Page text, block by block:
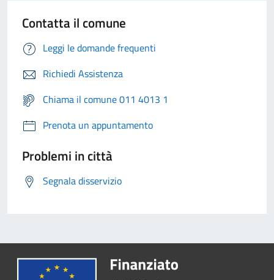
Contatta il comune
Leggi le domande frequenti
Richiedi Assistenza
Chiama il comune 011 4013 1
Prenota un appuntamento
Problemi in città
Segnala disservizio